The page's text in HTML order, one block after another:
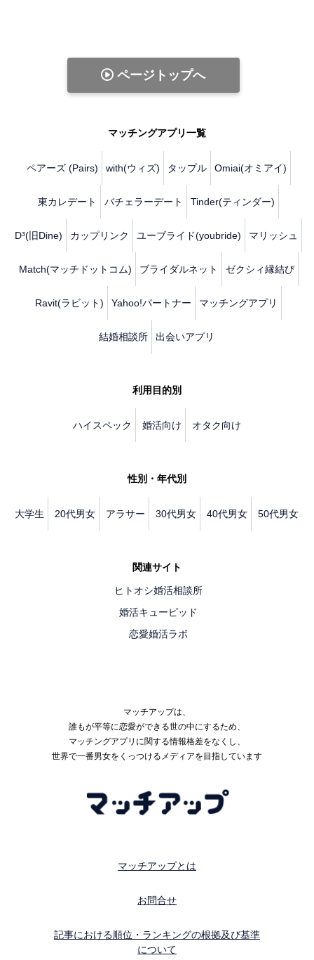
ページトップへ
マッチングアプリ一覧
ペアーズ (Pairs) with(ウィズ) タップル Omiai(オミアイ)
東カレデート バチェラーデート Tinder(ティンダー)
D³(旧Dine) カップリンク ユーブライド(youbride) マリッシュ
Match(マッチドットコム) ブライダルネット ゼクシィ縁結び
Ravit(ラビット) Yahoo!パートナー マッチングアプリ
結婚相談所 出会いアプリ
利用目的別
ハイスペック 婚活向け オタク向け
性別・年代別
大学生 20代男女 アラサー 30代男女 40代男女 50代男女
関連サイト
ヒトオシ婚活相談所
婚活キューピッド
恋愛婚活ラボ
マッチアップは、
誰もが平等に恋愛ができる世の中にするため、
マッチングアプリに関する情報格差をなくし、
世界で一番男女をくっつけるメディアを目指しています
マッチアップとは
お問合せ
記事における順位・ランキングの根拠及び基準
について